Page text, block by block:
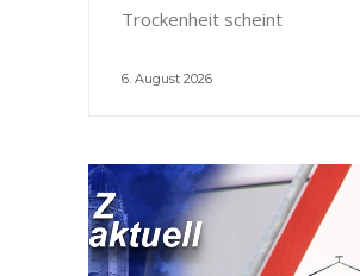
Trockenheit scheint
6. August 2026